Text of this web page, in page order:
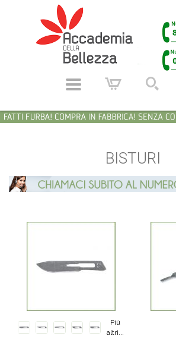
BISTURI
Più
altri...